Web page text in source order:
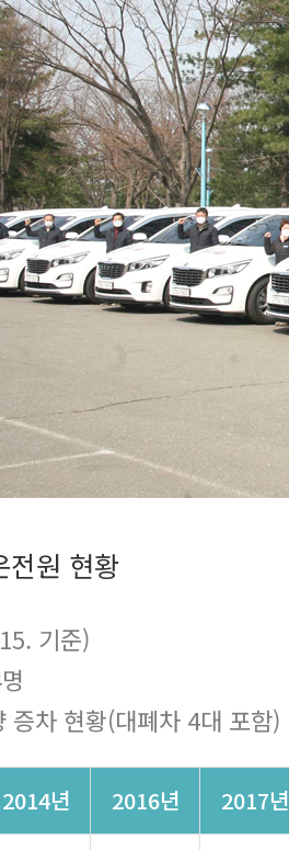
전원 현황
기준)
증차 현황(대폐차 4대 포함)
2014년 2016년 2017년